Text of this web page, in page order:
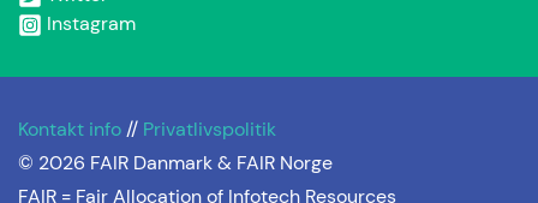
Instagram
Kontakt info // Privatlivspolitik
© 2026 FAIR Danmark & FAIR Norge
FAIR = Fair Allocation of Infotech Resources